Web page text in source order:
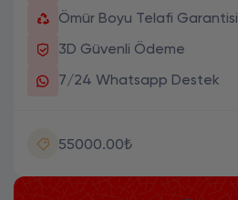
Ömür Boyu Telafi Garantisi
3D Güvenli Ödeme
7/24 Whatsapp Destek
55000.00₺